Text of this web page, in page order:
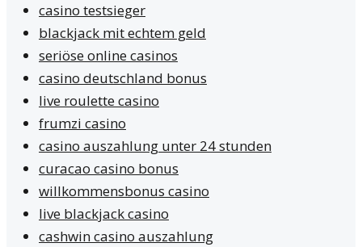
casino testsieger
blackjack mit echtem geld
seriöse online casinos
casino deutschland bonus
live roulette casino
frumzi casino
casino auszahlung unter 24 stunden
curacao casino bonus
willkommensbonus casino
live blackjack casino
cashwin casino auszahlung